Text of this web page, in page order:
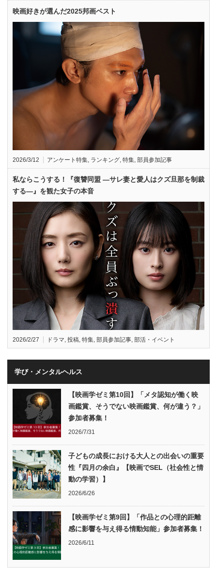
映画好きが選んだ2025邦画ベスト
2026/3/12 アンケート特集, ランキング, 特集, 部員参加記事
私ならこうする！『復讐同盟 —サレ妻と愛人はクズ旦那を制裁
する—』を観た女子の本音
2026/2/27 ドラマ, 投稿, 特集, 部員参加記事, 部活・イベント
学び・メンタルヘルス
【映画学ゼミ第10回】「メタ認知が働く映
画鑑賞、そうでない映画鑑賞、何が違う？」
参加者募集！
2026/7/31
子どもの成長における大人との出会いの重要
性『四月の余白』【映画でSEL（社会性と情
動の学習）】
2026/6/26
【映画学ゼミ第9回】「作品との心理的距離
感に影響を与え得る情動知能」参加者募集！
2026/6/11